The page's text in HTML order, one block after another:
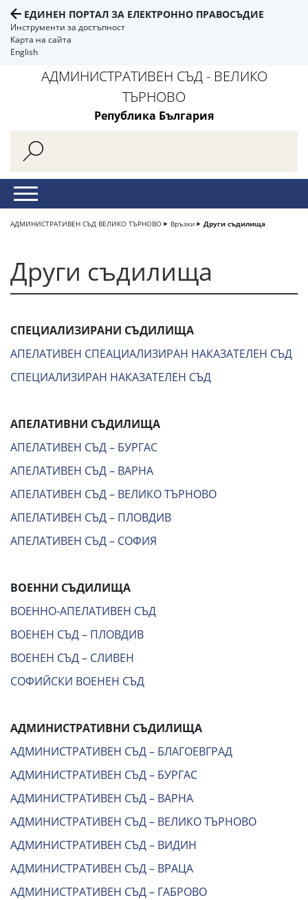
ЕДИНЕН ПОРТАЛ ЗА ЕЛЕКТРОННО ПРАВОСЪДИЕ
Инструменти за достъпност
Карта на сайта
English
АДМИНИСТРАТИВЕН СЪД - ВЕЛИКО
ТЪРНОВО
Република България
АДМИНИСТРАТИВЕН СЪД ВЕЛИКО ТЪРНОВО Връзки Други съдилища
Други съдилища
СПЕЦИАЛИЗИРАНИ СЪДИЛИЩА
АПЕЛАТИВЕН СПЕАЦИАЛИЗИРАН НАКАЗАТЕЛЕН СЪД
СПЕЦИАЛИЗИРАН НАКАЗАТЕЛЕН СЪД
АПЕЛАТИВНИ СЪДИЛИЩА
АПЕЛАТИВЕН СЪД – БУРГАС
АПЕЛАТИВЕН СЪД – ВАРНА
АПЕЛАТИВЕН СЪД – ВЕЛИКО ТЪРНОВО
АПЕЛАТИВЕН СЪД – ПЛОВДИВ
АПЕЛАТИВЕН СЪД – СОФИЯ
ВОЕННИ СЪДИЛИЩА
ВОЕННО-АПЕЛАТИВЕН СЪД
ВОЕНЕН СЪД – ПЛОВДИВ
ВОЕНЕН СЪД – СЛИВЕН
СОФИЙСКИ ВОЕНЕН СЪД
АДМИНИСТРАТИВНИ СЪДИЛИЩА
АДМИНИСТРАТИВЕН СЪД – БЛАГОЕВГРАД
АДМИНИСТРАТИВЕН СЪД – БУРГАС
АДМИНИСТРАТИВЕН СЪД – ВАРНА
АДМИНИСТРАТИВЕН СЪД – ВЕЛИКО ТЪРНОВО
АДМИНИСТРАТИВЕН СЪД – ВИДИН
АДМИНИСТРАТИВЕН СЪД – ВРАЦА
АДМИНИСТРАТИВЕН СЪД – ГАБРОВО